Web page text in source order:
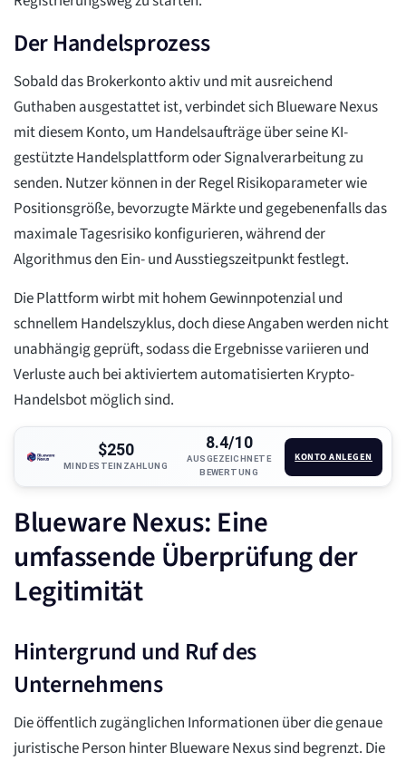
Der Handelsprozess
Sobald das Brokerkonto aktiv und mit ausreichend
Guthaben ausgestattet ist, verbindet sich Blueware Nexus
mit diesem Konto, um Handelsaufträge über seine KI-
gestützte Handelsplattform oder Signalverarbeitung zu
senden. Nutzer können in der Regel Risikoparameter wie
Positionsgröße, bevorzugte Märkte und gegebenenfalls das
maximale Tagesrisiko konfigurieren, während der
Algorithmus den Ein- und Ausstiegszeitpunkt festlegt.
Die Plattform wirbt mit hohem Gewinnpotenzial und
schnellem Handelszyklus, doch diese Angaben werden nicht
unabhängig geprüft, sodass die Ergebnisse variieren und
Verluste auch bei aktiviertem automatisierten Krypto-
Handelsbot möglich sind.
$250
MINDESTEINZAHLUNG
8.4/10
AUSGEZEICHNETE
BEWERTUNG
KONTO ANLEGEN
Blueware Nexus: Eine
umfassende Überprüfung der
Legitimität
Hintergrund und Ruf des
Unternehmens
Die öffentlich zugänglichen Informationen über die genaue
juristische Person hinter Blueware Nexus sind begrenzt. Die